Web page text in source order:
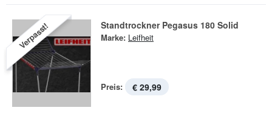
Verpasst! Standtrockner Pegasus 180 Solid
Marke: Leifheit
Preis: € 29,99